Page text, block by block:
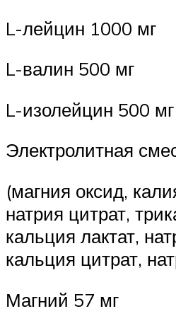
L-лейцин 1000 мг
L-валин 500 мг
L-изолейцин 500 мг
Электролитная
(магния оксид,
натрия цитрат,
кальция лактат,
кальция цитрат,
Магний 57 мг